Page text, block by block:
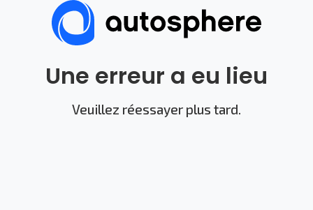
Une erreur a eu lieu
Veuillez réessayer plus tard.